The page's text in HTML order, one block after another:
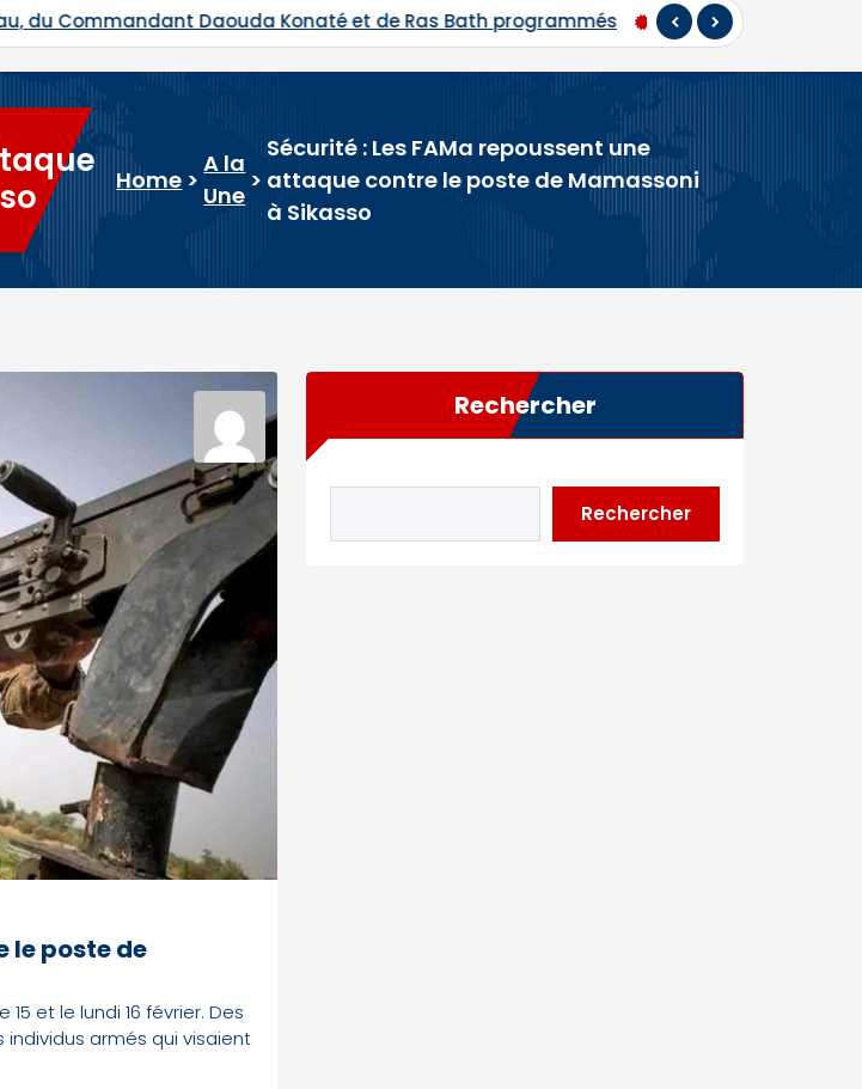
et de Ras Bath programmés Hadj 2026 : départ du premier contingent de pèlerins
Home >
A la
Une
>
Sécurité : Les FAMa repoussent une
attaque contre le poste de Mamassoni
à Sikasso
le poste de
et le lundi 16 février. Des
armés qui visaient
Rechercher
Rechercher